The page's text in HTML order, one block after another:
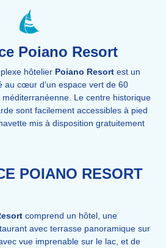
Poiano Resort
hôtelier Poiano Resort est un
au cœur d’un espace vert de 60
Le centre historique
sont facilement accessibles à pied
mis à disposition gratuitement
POIANO RESORT
comprend un hôtel, une
avec terrasse panoramique sur
vue imprenable sur le lac, et de